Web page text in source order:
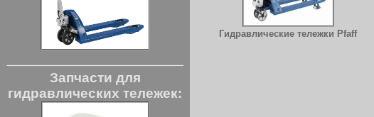
Запчасти для
гидравлических тележек:
Гидравлические тележки Pfaff